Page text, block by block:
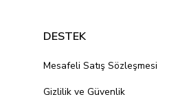
DESTEK
Mesafeli Satış Sözleşmesi
Gizlilik ve Güvenlik